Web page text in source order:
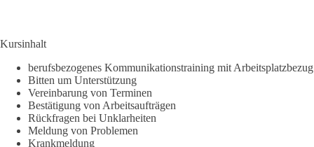
Kursinhalt
berufsbezogenes Kommunikationstraining mit Arbeitsplatzbezug
Bitten um Unterstützung
Vereinbarung von Terminen
Bestätigung von Arbeitsaufträgen
Rückfragen bei Unklarheiten
Meldung von Problemen
Krankmeldung